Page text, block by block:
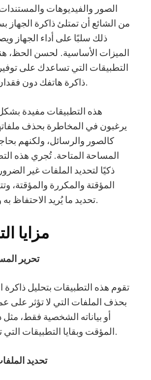
الصور والفيديوهات
من الشائع أن تمتلئ ذاكرة الجهاز
ذلك سلبًا على أداء الجهاز
الميزات الأساسية. لحسن الحظ،
التطبيقات التي تساعدك على
ذاكرة هاتفك دون فقدان بيانات مهمة.
هذه التطبيقات مفيدة
يرغبون في المخاطرة بحذف
كالصور والرسائل، ولكنهم
المساحة المتاحة. تُجري هذه
ذكيًا لتحديد الملفات غير
المؤقتة والمكررة والمؤقتة،
تحديد ما يُريد الاحتفاظ به وما يُريد حذفه.
مزايا
تحرير
تقوم هذه التطبيقات بتحليل
بحذف الملفات التي لا تؤثر على
أو بياناته الشخصية فقط، مثل
المؤقت وبقايا التطبيقات التي تم إلغاء تثبيتها.
تحديد